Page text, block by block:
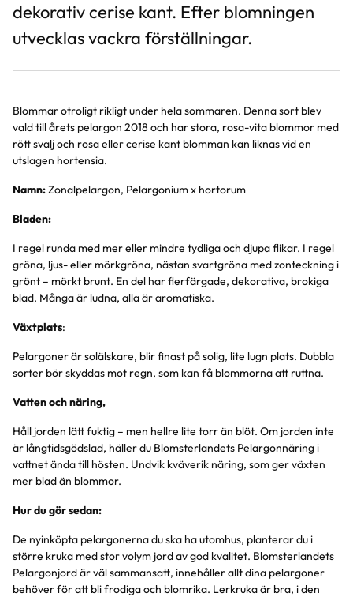
dekorativ cerise kant. Efter blomningen
utvecklas vackra förställningar.
Blommar otroligt rikligt under hela sommaren. Denna sort blev
vald till årets pelargon 2018 och har stora, rosa-vita blommor med
rött svalj och rosa eller cerise kant blomman kan liknas vid en
utslagen hortensia.
Namn:Zonalpelargon, Pelargonium x hortorum
Bladen:
I regel runda med mer eller mindre tydliga och djupa flikar. I regel
gröna, ljus- eller mörkgröna, nästan svartgröna med zonteckning i
grönt – mörkt brunt. En del har flerfärgade, dekorativa, brokiga
blad. Många är ludna, alla är aromatiska.
Växtplats:
Pelargoner är solälskare, blir finast på solig, lite lugn plats. Dubbla
sorter bör skyddas mot regn, som kan få blommorna att ruttna.
Vatten och näring,
Håll jorden lätt fuktig – men hellre lite torr än blöt. Om jorden inte
är långtidsgödslad, häller du Blomsterlandets Pelargonnäring i
vattnet ända till hösten. Undvik kväverik näring, som ger växten
mer blad än blommor.
Hur du gör sedan:
De nyinköpta pelargonerna du ska ha utomhus, planterar du i
större kruka med stor volym jord av god kvalitet. Blomsterlandets
Pelargonjord är väl sammansatt, innehåller allt dina pelargoner
behöver för att bli frodiga och blomrika. Lerkruka är bra, i den